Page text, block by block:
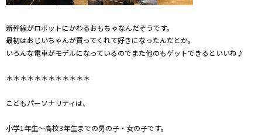
新幹線がロボットにかわるおもちゃなんだそうです。
最初はおじいちゃんが買ってくれて好きになったんだとか。
いろんな電車がモデルになっているのでまた他のもゲットできるといいね♪
＊＊＊＊＊＊＊＊＊＊＊＊
こどもパーソナリティは、
小学1年生～高校3年生までの男の子・女の子です。